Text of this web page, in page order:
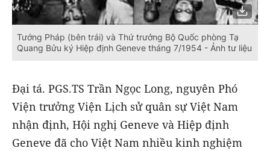
Tướng Pháp (bên trái) và Thứ trưởng Bộ Quốc phòng Tạ
Quang Bửu ký Hiệp định Geneve tháng 7/1954 - Ảnh tư liệu
Đại tá. PGS.TS Trần Ngọc Long, nguyên Phó
Viện trưởng Viện Lịch sử quân sự Việt Nam
nhận định, Hội nghị Geneve và Hiệp định
Geneve đã cho Việt Nam nhiều kinh nghiệm